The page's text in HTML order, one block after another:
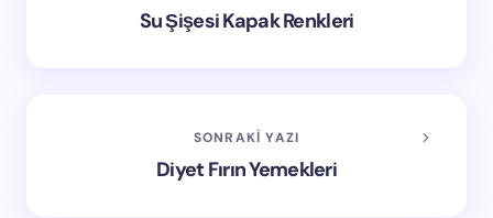
Su Şişesi Kapak Renkleri
SONRAKI YAZI
Diyet Fırın Yemekleri